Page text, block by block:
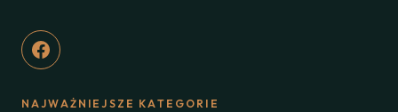
NAJWAŻNIEJSZE KATEGORIE